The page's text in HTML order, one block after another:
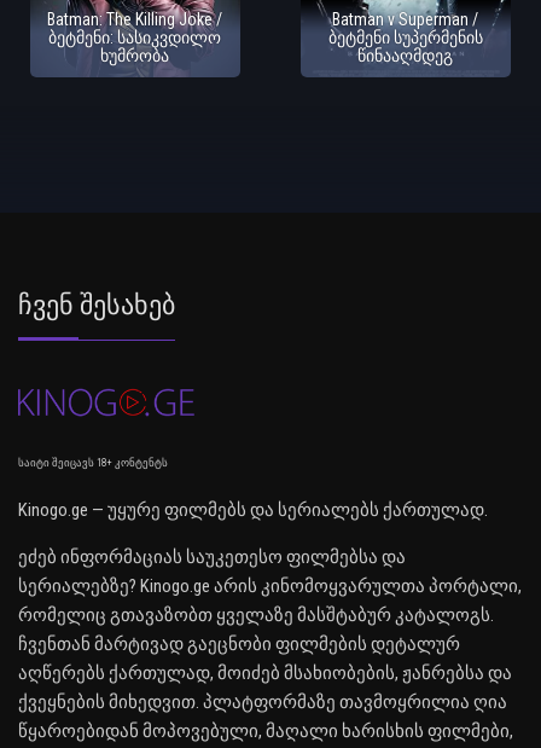
Batman: The Killing Joke /
ბეტმენი: სასიკვდილო
ხუმრობა
Batman v Superman /
ბეტმენი სუპერმენის
წინააღმდეგ
Ჩვენ Შესახებ
საიტი შეიცავს 18+ კონტენტს
Kinogo.ge — უყურე ფილმებს და სერიალებს ქართულად.
ეძებ ინფორმაციას საუკეთესო ფილმებსა და
სერიალებზე? Kinogo.ge არის კინომოყვარულთა პორტალი,
რომელიც გთავაზობთ ყველაზე მასშტაბურ კატალოგს.
ჩვენთან მარტივად გაეცნობი ფილმების დეტალურ
აღწერებს ქართულად, მოიძებ მსახიობების, ჟანრებსა და
ქვეყნების მიხედვით. პლატფორმაზე თავმოყრილია ღია
წყაროებიდან მოპოვებული, მაღალი ხარისხის ფილმები,